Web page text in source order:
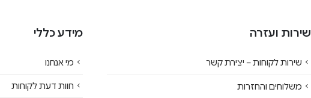
שירות ועזרה
שירות לקוחות – יצירת קשר
משלוחים והחזרות
מידע כללי
מי אנחנו
חוות דעת לקוחות